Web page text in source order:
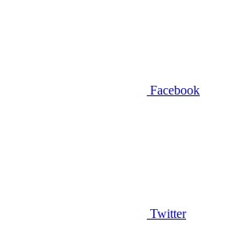
Facebook
Twitter